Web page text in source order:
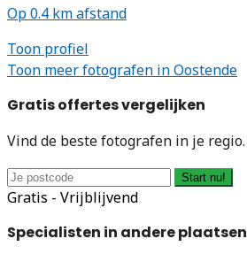
Op 0.4 km afstand
Toon profiel
Toon meer fotografen in Oostende
Gratis offertes vergelijken
Vind de beste fotografen in je regio.
Start nu!
Gratis - Vrijblijvend
Specialisten in andere plaatsen